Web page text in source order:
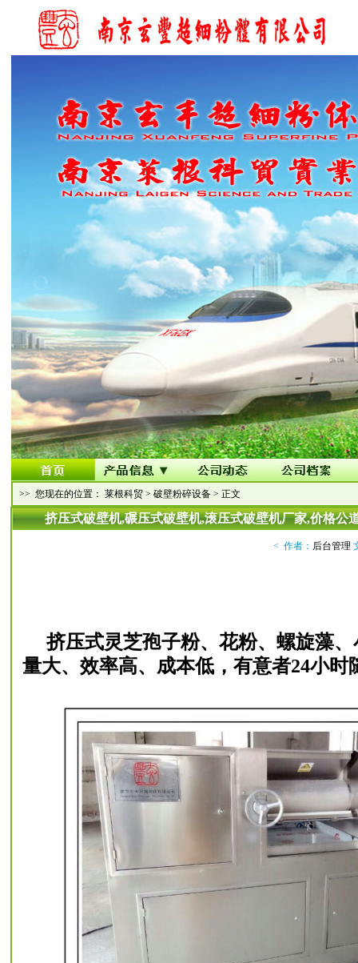
>> 您现在的位置： 莱根科贸 > 破壁粉碎设备 > 正文
挤压式破壁机,碾压式破壁机,滚压式破壁机厂家,价格公
< 作者： 后台管理
挤压式灵芝孢子粉、花粉、螺旋藻、
量大、 效率高、成本低，有意者24小时